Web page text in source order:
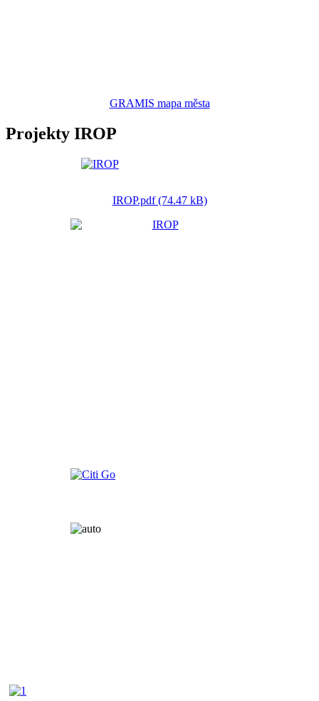
GRAMIS mapa města
Projekty IROP
IROP.pdf (74.47 kB)